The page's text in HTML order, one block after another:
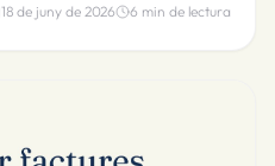
18 de juny de 2026 6 min de lectura